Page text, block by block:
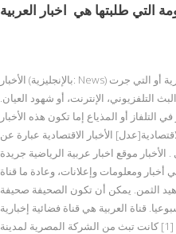
التي طلبتها هي اخبار العربية
الأخبار (بالإنجليزية: News) هي عبارة عن معلومات عن الأحداث الجارية أو التي جرت
التلفزيوني، الإنترنت، أو شهود العيان.
التلفاز أو المذياع إما تكون هذه الأخبار
الأخبار الاقتصادية عبارة عن
موقع اخبار عربية الرياضية جريدة
أخبار ومعلومات وإعلانات، وعادة ما قناة
الثمن. يمكن أن تكون الصحيفة صحيفة
قناة العربية هي قناة فضائية إخبارية
سعودية وجزء من شبكة إعلامية سعودية [1] كانت تبث من الشركة المصرية لمدينة